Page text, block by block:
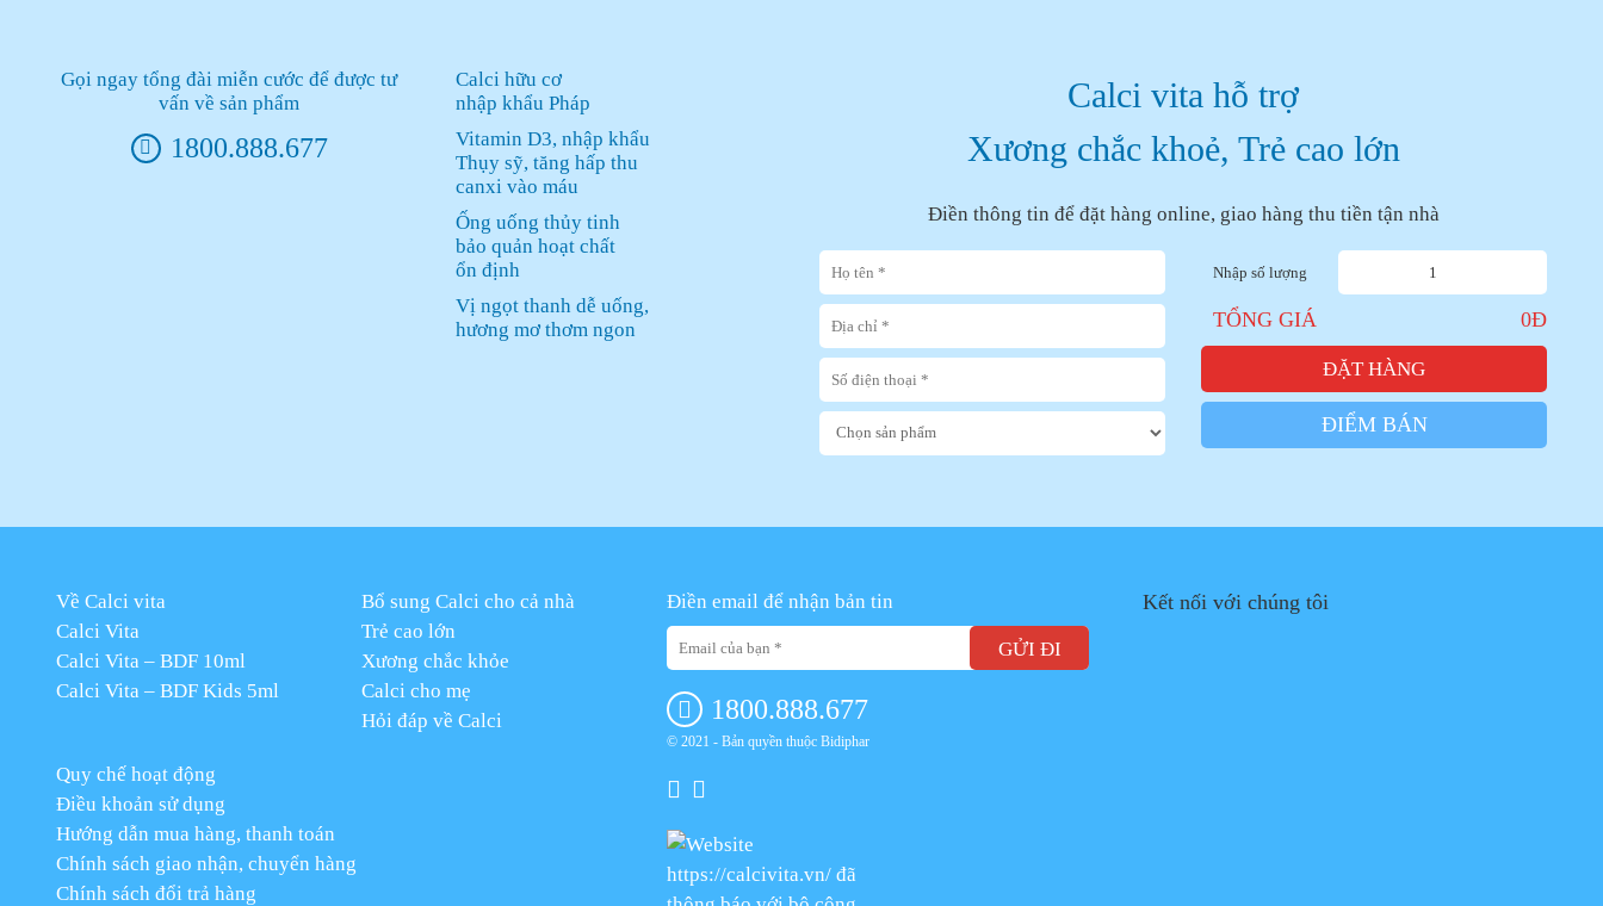
Gọi ngay tổng đài miễn cước để được tư
vấn về sản phẩm
1800.888.677
Calci hữu cơ
nhập khẩu Pháp
Vitamin D3, nhập khẩu
Thụy sỹ, tăng hấp thu
canxi vào máu
Ống uống thủy tinh
bảo quản hoạt chất
ổn định
Vị ngọt thanh dễ uống,
hương mơ thơm ngon
Calci vita hỗ trợ
Xương chắc khoẻ, Trẻ cao lớn
Điền thông tin để đặt hàng online, giao hàng thu tiền tận nhà
Nhập số lượng
TỔNG GIÁ 0Đ
ĐẶT HÀNG
ĐIỂM BÁN
Về Calci vita
Calci Vita
Calci Vita – BDF 10ml
Calci Vita – BDF Kids 5ml
Bổ sung Calci cho cả nhà
Trẻ cao lớn
Xương chắc khỏe
Calci cho mẹ
Hỏi đáp về Calci
Quy chế hoạt động
Điều khoản sử dụng
Hướng dẫn mua hàng, thanh toán
Chính sách giao nhận, chuyển hàng
Chính sách đổi trả hàng
Điền email để nhận bản tin
GỬI ĐI
1800.888.677
© 2021 - Bản quyền thuộc Bidiphar
Kết nối với chúng tôi